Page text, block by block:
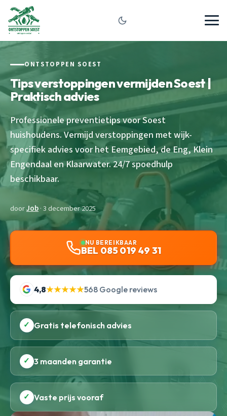
ONTSTOPPEN SOEST
Tips verstoppingen vermijden Soest |
Praktisch advies
Professionele preventietips voor Soest
huishoudens. Vermijd verstoppingen met wijk-
specifiek advies voor het Eemgebied, de Eng, Klein
Engendaal en Klaarwater. 24/7 spoedhulp
beschikbaar.
doorJob· 3 december 2025
NU BEREIKBAAR
BEL 085 019 49 31
4,8★★★★★568 Google reviews
✓ Gratis telefonisch advies
✓ 3 maanden garantie
✓ Vaste prijs vooraf